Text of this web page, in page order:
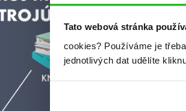
Tato webová stránka
cookies? Používáme je
jednotlivých dat udělíte